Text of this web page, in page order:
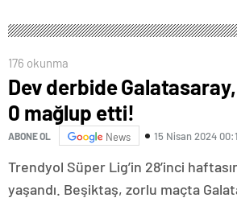
176 okunma
Dev derbide Galatasaray,
0 mağlup etti!
ABONE OL News 15 Nisan 2024
Trendyol Süper Lig’in 28’inci
yaşandı. Beşiktaş, zorlu maçta